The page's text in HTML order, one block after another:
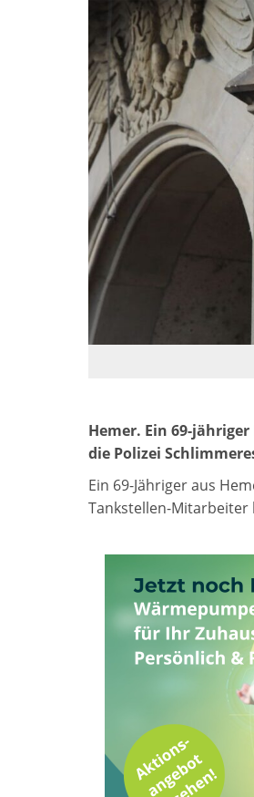
Hemer. Ein 69-
die Polizei
Ein 69-Jähriger aus
Tankstellen-Mitarbeiter